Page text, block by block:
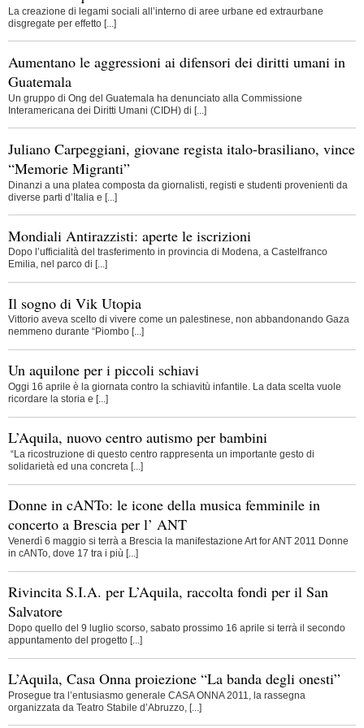
La creazione di legami sociali all’interno di aree urbane ed extraurbane
disgregate per effetto [...]
Aumentano le aggressioni ai difensori dei diritti umani in
Guatemala
Un gruppo di Ong del Guatemala ha denunciato alla Commissione
Interamericana dei Diritti Umani (CIDH) di [...]
Juliano Carpeggiani, giovane regista italo-brasiliano, vince
“Memorie Migranti”
Dinanzi a una platea composta da giornalisti, registi e studenti provenienti da
diverse parti d’Italia e [...]
Mondiali Antirazzisti: aperte le iscrizioni
Dopo l’ufficialità del trasferimento in provincia di Modena, a Castelfranco
Emilia, nel parco di [...]
Il sogno di Vik Utopia
Vittorio aveva scelto di vivere come un palestinese, non abbandonando Gaza
nemmeno durante “Piombo [...]
Un aquilone per i piccoli schiavi
Oggi 16 aprile è la giornata contro la schiavitù infantile. La data scelta vuole
ricordare la storia e [...]
L’Aquila, nuovo centro autismo per bambini
“La ricostruzione di questo centro rappresenta un importante gesto di
solidarietà ed una concreta [...]
Donne in cANTo: le icone della musica femminile in
concerto a Brescia per l’ ANT
Venerdì 6 maggio si terrà a Brescia la manifestazione Art for ANT 2011 Donne
in cANTo, dove 17 tra i più [...]
Rivincita S.I.A. per L’Aquila, raccolta fondi per il San
Salvatore
Dopo quello del 9 luglio scorso, sabato prossimo 16 aprile si terrà il secondo
appuntamento del progetto [...]
L’Aquila, Casa Onna proiezione “La banda degli onesti”
Prosegue tra l’entusiasmo generale CASA ONNA 2011, la rassegna
organizzata da Teatro Stabile d’Abruzzo, [...]